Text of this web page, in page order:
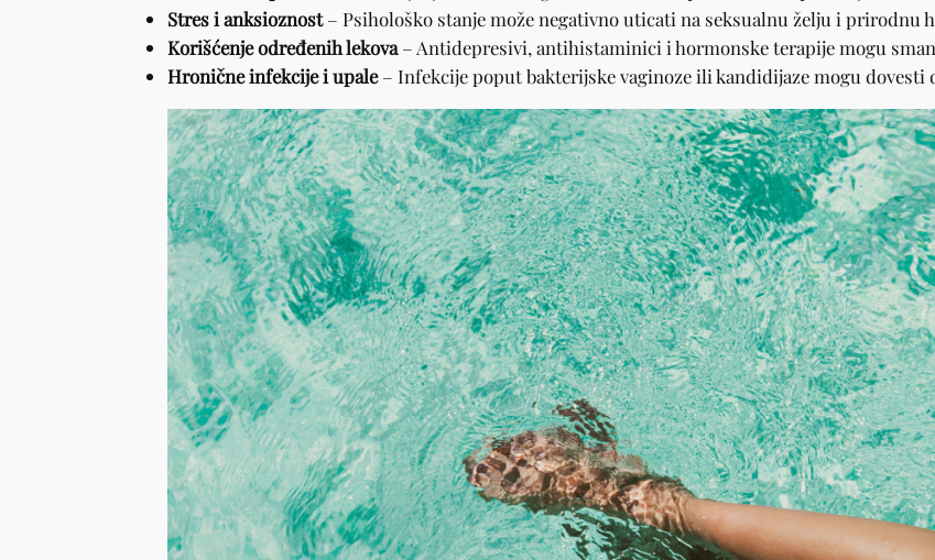
Stres i anksioznost– Psihološko stanje može negativno uticati na seksualnu želju i prirodnu
Korišćenje određenih lekova– Antidepresivi, antihistaminici i hormonske terapije mogu
Hronične infekcije i upale– Infekcije poput bakterijske vaginoze ili kandidijaze mogu dovesti